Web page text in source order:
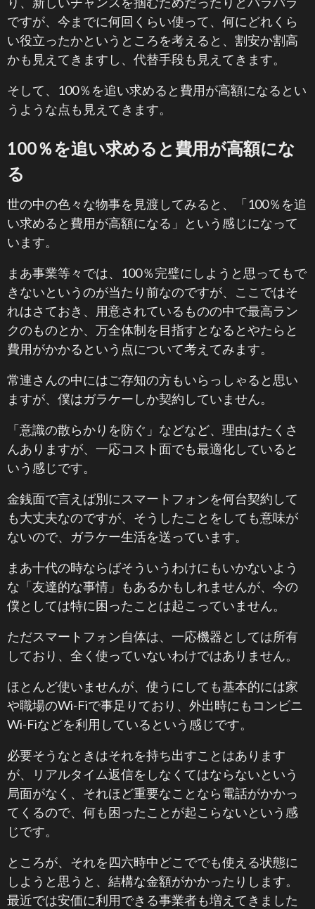
ですが、今までに何回くらい使って、何にどれくら
い役立ったかというところを考えると、割安か割高
かも見えてきますし、代替手段も見えてきます。
そして、100％を追い求めると費用が高額になるとい
うような点も見えてきます。
100％を追い求めると費用が高額にな
る
世の中の色々な物事を見渡してみると、「100％を追
い求めると費用が高額になる」という感じになって
います。
まあ事業等々では、100％完璧にしようと思ってもで
きないというのが当たり前なのですが、ここではそ
れはさておき、用意されているものの中で最高ラン
クのものとか、万全体制を目指すとなるとやたらと
費用がかかるという点について考えてみます。
常連さんの中にはご存知の方もいらっしゃると思い
ますが、僕はガラケーしか契約していません。
「意識の散らかりを防ぐ」などなど、理由はたくさ
んありますが、一応コスト面でも最適化していると
いう感じです。
金銭面で言えば別にスマートフォンを何台契約して
も大丈夫なのですが、そうしたことをしても意味が
ないので、ガラケー生活を送っています。
まあ十代の時ならばそういうわけにもいかないよう
な「友達的な事情」もあるかもしれませんが、今の
僕としては特に困ったことは起こっていません。
ただスマートフォン自体は、一応機器としては所有
しており、全く使っていないわけではありません。
ほとんど使いませんが、使うにしても基本的には家
や職場のWi-Fiで事足りており、外出時にもコンビニ
Wi-Fiなどを利用しているという感じです。
必要そうなときはそれを持ち出すことはあります
が、リアルタイム返信をしなくてはならないという
局面がなく、それほど重要なことなら電話がかかっ
てくるので、何も困ったことが起こらないという感
じです。
ところが、それを四六時中どこででも使える状態に
しようと思うと、結構な金額がかかったりします。
最近では安価に利用できる事業者も増えてきました